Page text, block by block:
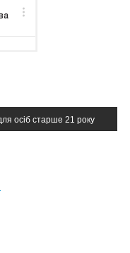
осіб старше 21 року